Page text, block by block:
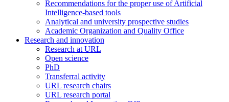
Recommendations for the proper use of Artificial
Intelligence-based tools
Analytical and university prospective studies
Academic Organization and Quality Office
Research and innovation
Research at URL
Open science
PhD
Transferral activity
URL research chairs
URL research portal